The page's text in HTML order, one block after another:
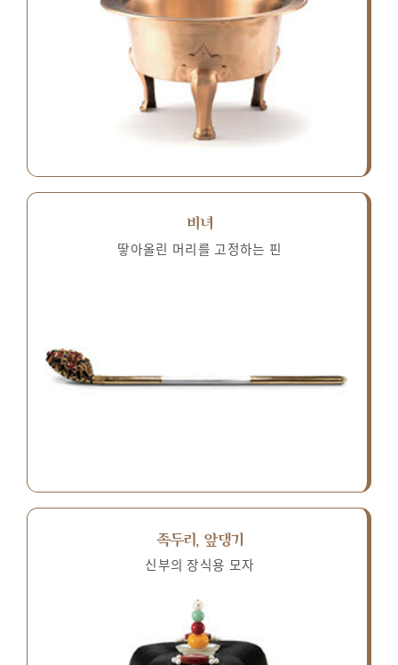
비녀
땋아올린 머리를 고정하는 핀
족두리, 앞댕기
신부의 장식용 모자